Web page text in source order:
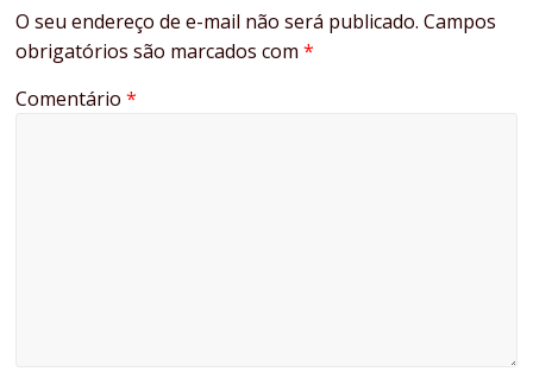
O seu endereço de e-mail não será publicado. Campos
obrigatórios são marcados com*
Comentário*